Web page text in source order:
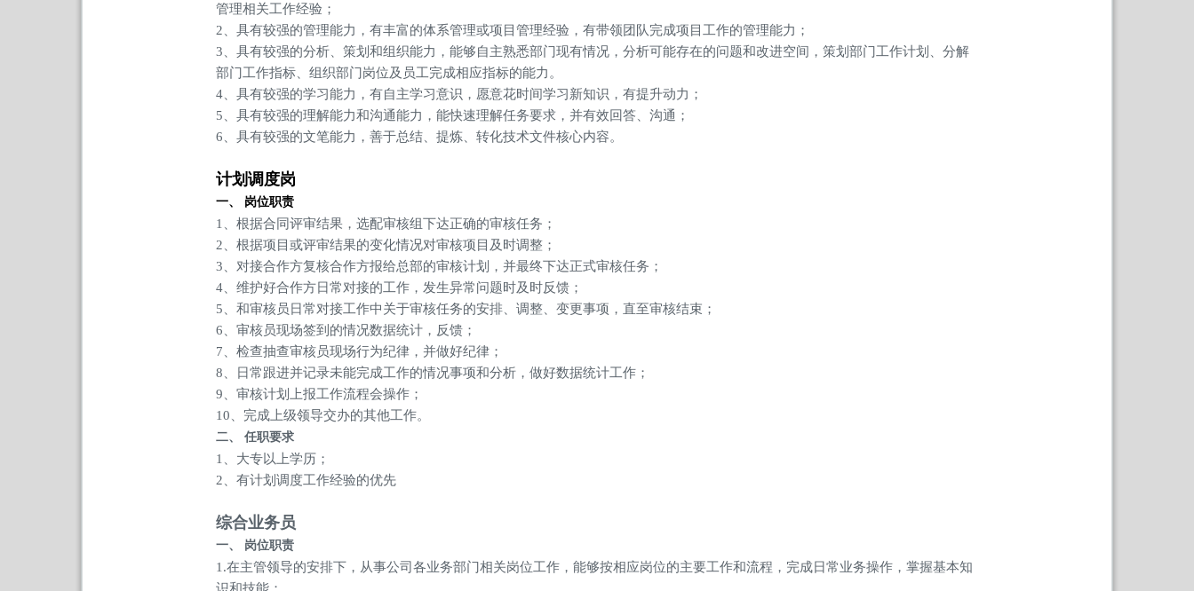
管理相关工作经验；
2、具有较强的管理能力，有丰富的体系管理或项目管理经验，有带领团队完成项目工作的管理能力；
3、具有较强的分析、策划和组织能力，能够自主熟悉部门现有情况，分析可能存在的问题和改进空间，策划部门工作计划、分解
部门工作指标、组织部门岗位及员工完成相应指标的能力。
4、具有较强的学习能力，有自主学习意识，愿意花时间学习新知识，有提升动力；
5、具有较强的理解能力和沟通能力，能快速理解任务要求，并有效回答、沟通；
6、具有较强的文笔能力，善于总结、提炼、转化技术文件核心内容。
计划调度岗
一、 岗位职责
1、根据合同评审结果，选配审核组下达正确的审核任务；
2、根据项目或评审结果的变化情况对审核项目及时调整；
3、对接合作方复核合作方报给总部的审核计划，并最终下达正式审核任务；
4、维护好合作方日常对接的工作，发生异常问题时及时反馈；
5、和审核员日常对接工作中关于审核任务的安排、调整、变更事项，直至审核结束；
6、审核员现场签到的情况数据统计，反馈；
7、检查抽查审核员现场行为纪律，并做好纪律；
8、日常跟进并记录未能完成工作的情况事项和分析，做好数据统计工作；
9、审核计划上报工作流程会操作；
10、完成上级领导交办的其他工作。
二、 任职要求
1、大专以上学历；
2、有计划调度工作经验的优先
综合业务员
一、 岗位职责
1.在主管领导的安排下，从事公司各业务部门相关岗位工作，能够按相应岗位的主要工作和流程，完成日常业务操作，掌握基本知